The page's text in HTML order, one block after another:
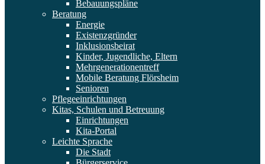
Bebauungspläne
Beratung
Energie
Existenzgründer
Inklusionsbeirat
Kinder, Jugendliche, Eltern
Mehrgenerationentreff
Mobile Beratung Flörsheim
Senioren
Pflegeeinrichtungen
Kitas, Schulen und Betreuung
Einrichtungen
Kita-Portal
Leichte Sprache
Die Stadt